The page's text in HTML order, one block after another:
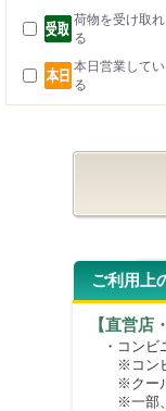
荷物を受け取れ
る
本日営業してい
る
ご利用上
【直営店
・コンビ
※コンビ
※クール
※一部、